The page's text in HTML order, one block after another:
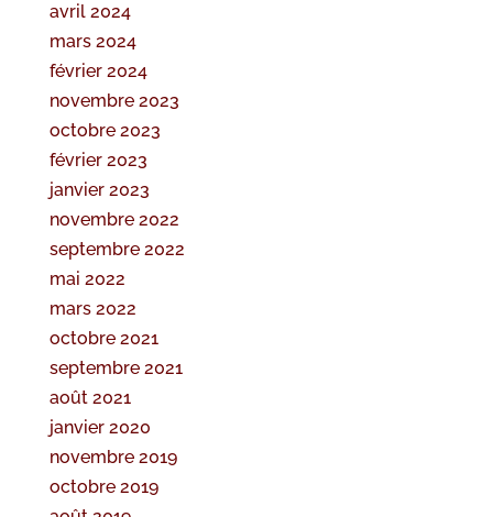
avril 2024
mars 2024
février 2024
novembre 2023
octobre 2023
février 2023
janvier 2023
novembre 2022
septembre 2022
mai 2022
mars 2022
octobre 2021
septembre 2021
août 2021
janvier 2020
novembre 2019
octobre 2019